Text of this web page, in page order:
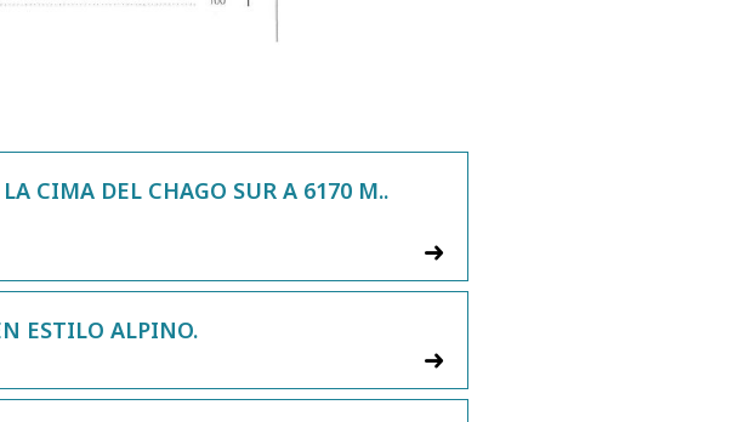
CIMA DEL CHAGO SUR A 6170 M..
ESTILO ALPINO.